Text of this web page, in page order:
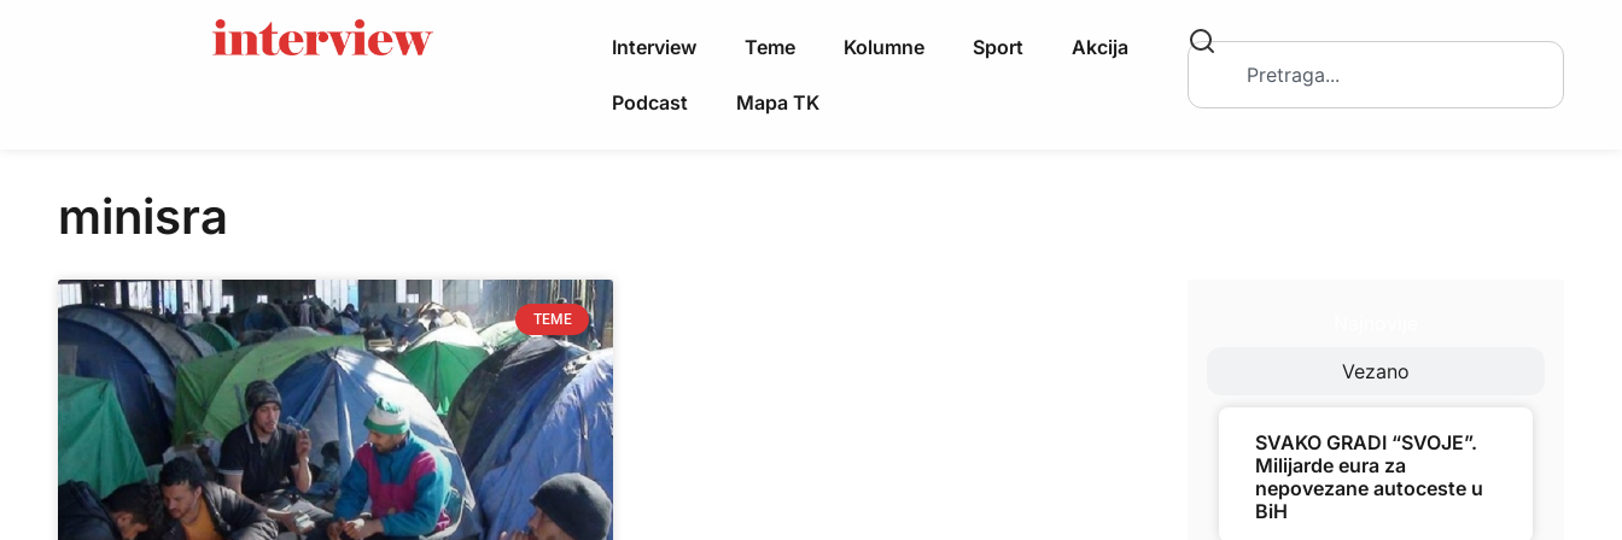
Interview Teme Kolumne Sport Akcija
Podcast Mapa TK
minisra
TEME
Vezano
SVAKO GRADI “SVOJE”.
Milijarde eura za
nepovezane autoceste u
BiH